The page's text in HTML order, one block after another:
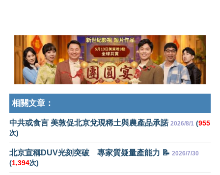
相關文章：
中共或食言 美敦促北京兌現稀土與農產品承諾 2026/8/1 (955
次)
北京宣稱DUV光刻突破 專家質疑量產能力 📝 2026/7/30
(1,394次)